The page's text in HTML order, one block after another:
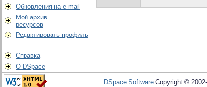
Обновления на e-mail
Мой архив
ресурсов
Редактировать профиль
Справка
О DSpace
DSpace Software Copyright ©